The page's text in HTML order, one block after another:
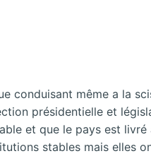
conduisant même a la
présidentielle et
et que le pays est
stables mais elles